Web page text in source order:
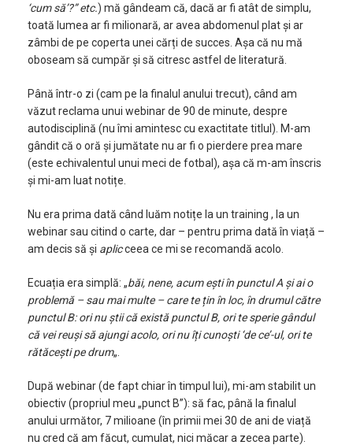
‘cum să’?” etc.) mă gândeam că, dacă ar fi atât de simplu,
toată lumea ar fi milionară, ar avea abdomenul plat și ar
zâmbi de pe coperta unei cărți de succes. Așa că nu mă
oboseam să cumpăr și să citresc astfel de literatură.
Până într-o zi (cam pe la finalul anului trecut), când am
văzut reclama unui webinar de 90 de minute, despre
autodisciplină (nu îmi amintesc cu exactitate titlul). M-am
gândit că o oră și jumătate nu ar fi o pierdere prea mare
(este echivalentul unui meci de fotbal), așa că m-am înscris
și mi-am luat notițe.
Nu era prima dată când luăm notițe la un training , la un
webinar sau citind o carte, dar – pentru prima dată în viață –
am decis să și aplicceea ce mi se recomandă acolo.
Ecuația era simplă: „băi, nene, acum ești în punctul A și ai o
problemă – sau mai multe – care te țin în loc, în drumul către
punctul B: ori nu știi că există punctul B, ori te sperie gândul
că vei reuși să ajungi acolo, ori nu îți cunoști ‘de ce’-ul, ori te
rătăcești pe drum„.
După webinar (de fapt chiar în timpul lui), mi-am stabilit un
obiectiv (propriul meu „punct B”): să fac, până la finalul
anului următor, 7 milioane (în primii mei 30 de ani de viață
nu cred că am făcut, cumulat, nici măcar a zecea parte).